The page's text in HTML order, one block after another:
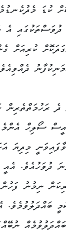
ކުޑަ
ދުވަސްތަކުގައި އެ
ކުރިއަށް
ދެ ރަހުމަތްތެރިން
ސޯލިހް އެންމެ
މިދިޔަ
ނިމުނު
ބައްދަލުވުމެވެ.